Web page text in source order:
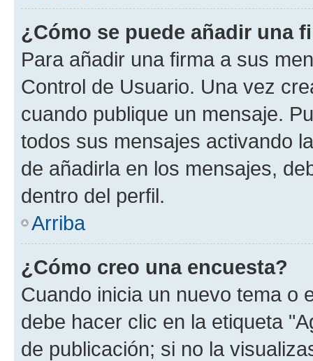
¿Cómo se puede añadir una
Para añadir una firma a sus
Control de Usuario. Una vez
cuando publique un mensaje.
todos sus mensajes activando
de añadirla en los mensajes,
dentro del perfil.
Arriba
¿Cómo creo una encuesta?
Cuando inicia un nuevo tema o
debe hacer clic en la etiqueta
de publicación; si no la